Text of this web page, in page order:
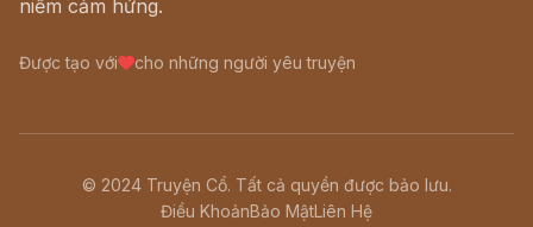
niềm cảm hứng.
Được tạo với cho những người yêu truyện
© 2024 Truyện Cổ. Tất cả quyền được bảo lưu.
Điều KhoảnBảo MậtLiên Hệ